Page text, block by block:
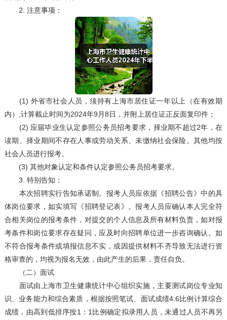
2. 注意事项：
(1) 外省市社会人员，须持有上海市居住证一年以上（在有效期
内）,计算截止时间为2024年9月8日，并附上居住证正反面复印件；
(2) 应届毕业生认定参照公务员招考要求，择业期不超过2年，在
读期、择业期间不存在人事或劳动关系、未缴纳社会保险。其他均按
社会人员进行报考。
(3) 其他对象认定和条件认定参照公务员招考要求。
3. 特别告知：
本次招聘实行告知承诺制。报考人员应依据《招聘公告》中的具
体岗位要求，如实填写《招聘登记表》。报考人员应确认本人完全符
合相关岗位的报考条件，对提交的个人信息及所有材料负责，如对报
考条件和岗位要求存在疑问，应及时向招聘单位进一步咨询确认。如
不符合报考条件或填报信息不实，或因提供材料不齐导致无法进行资
格审查的，均视为报名无效，由此产生的后果，责任自负。
（二）面试
面试由上海市卫生健康统计中心组织实施，主要测试岗位专业知
识、业务能力和综合素质，根据按照笔试、面试成绩4:6比例计算综合
成绩，由高到低排序按1：1比例确定拟录用人员，未通过人员不再另